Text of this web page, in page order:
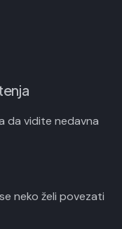
da vidite nedavna
neko želi povezati